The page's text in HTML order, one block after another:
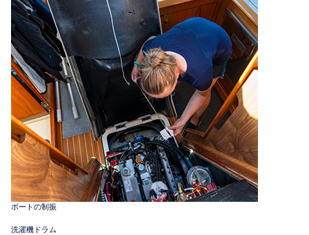
ボートの制振
洗濯機ドラム